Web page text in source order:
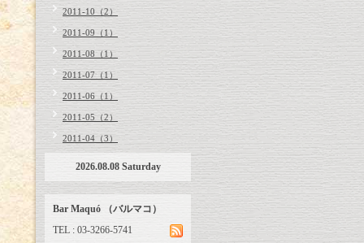
2011-10（2）
2011-09（1）
2011-08（1）
2011-07（1）
2011-06（1）
2011-05（2）
2011-04（3）
2026.08.08 Saturday
Bar Maquó （バルマコ）
TEL : 03-3266-5741